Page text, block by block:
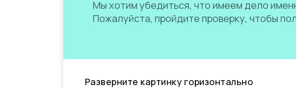
Мы хотим убедиться, что имеем дело
Пожалуйста, пройдите проверку, чтобы
Разверните картинку горизонтально